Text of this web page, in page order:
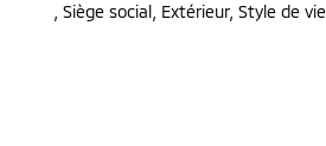
Siège social, Extérieur, Style de vie